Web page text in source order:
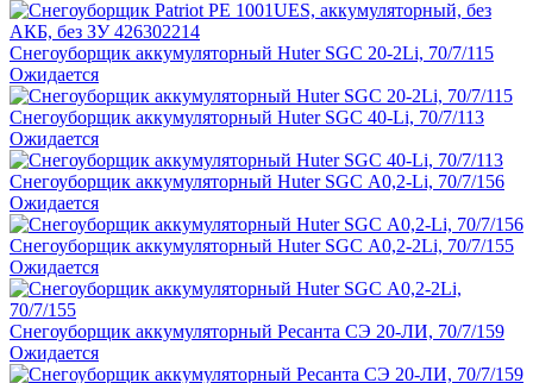
Снегоуборщик аккумуляторный Huter SGC 20-2Li, 70/7/115
Ожидается
Снегоуборщик аккумуляторный Huter SGC 40-Li, 70/7/113
Ожидается
Снегоуборщик аккумуляторный Huter SGC А0,2-Li, 70/7/156
Ожидается
Снегоуборщик аккумуляторный Huter SGC А0,2-2Li, 70/7/155
Ожидается
Снегоуборщик аккумуляторный Ресанта СЭ 20-ЛИ, 70/7/159
Ожидается